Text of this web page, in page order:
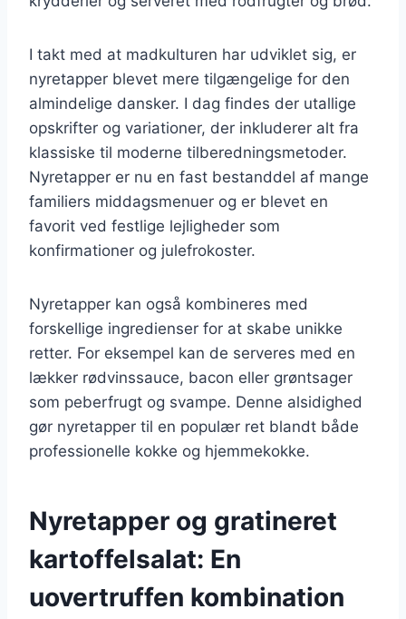
I takt med at madkulturen har udviklet sig, er
nyretapper blevet mere tilgængelige for den
almindelige dansker. I dag findes der utallige
opskrifter og variationer, der inkluderer alt fra
klassiske til moderne tilberedningsmetoder.
Nyretapper er nu en fast bestanddel af mange
familiers middagsmenuer og er blevet en
favorit ved festlige lejligheder som
konfirmationer og julefrokoster.
Nyretapper kan også kombineres med
forskellige ingredienser for at skabe unikke
retter. For eksempel kan de serveres med en
lækker rødvinssauce, bacon eller grøntsager
som peberfrugt og svampe. Denne alsidighed
gør nyretapper til en populær ret blandt både
professionelle kokke og hjemmekokke.
Nyretapper og gratineret
kartoffelsalat: En
uovertruffen kombination